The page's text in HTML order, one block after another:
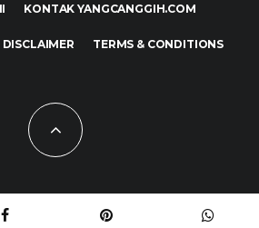
KONTAK YANGCANGGIH.COM
DISCLAIMER TERMS & CONDITIONS